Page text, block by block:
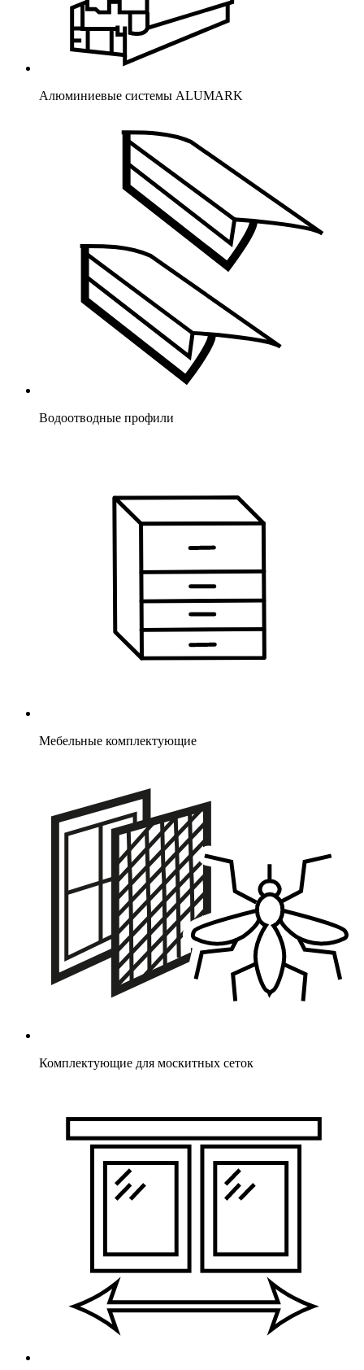
Алюминиевые системы ALUMARK
Водоотводные профили
Мебельные комплектующие
Комплектующие для москитных сеток